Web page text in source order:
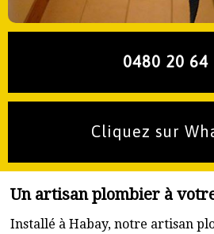
0480 20 64
Cliquez sur
Un artisan plombier à
Installé à Habay, notre artisan